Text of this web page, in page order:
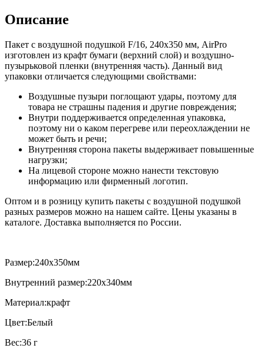
Описание
Пакет с воздушной подушкой F/16, 240х350 мм, AirPro
изготовлен из крафт бумаги (верхний слой) и воздушно-
пузырьковой пленки (внутренняя часть). Данный вид
упаковки отличается следующими свойствами:
Воздушные пузыри поглощают удары, поэтому для
товара не страшны падения и другие повреждения;
Внутри поддерживается определенная упаковка,
поэтому ни о каком перегреве или переохлаждении не
может быть и речи;
Внутренняя сторона пакеты выдерживает повышенные
нагрузки;
На лицевой стороне можно нанести текстовую
информацию или фирменный логотип.
Оптом и в розницу купить пакеты с воздушной подушкой
разных размеров можно на нашем сайте. Цены указаны в
каталоге. Доставка выполняется по России.
Размер:240х350мм
Внутренний размер:220х340мм
Материал:крафт
Цвет:Белый
Вес:36 г